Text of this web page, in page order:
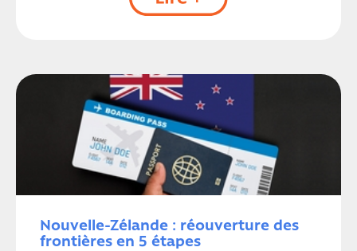
Nouvelle-Zélande : réouverture des
frontières en 5 étapes